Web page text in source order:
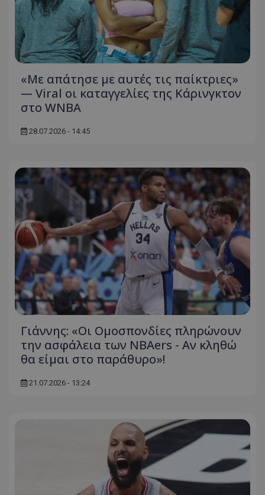
«Με απάτησε με αυτές τις παίκτριες»
— Viral οι καταγγελίες της Κάρινγκτον
στο WNBA
28.07.2026 - 14:45
Γιάννης: «Οι Ομοσπονδίες πληρώνουν
την ασφάλεια των NBAers - Αν κληθώ
θα είμαι στο παράθυρο»!
21.07.2026 - 13:24